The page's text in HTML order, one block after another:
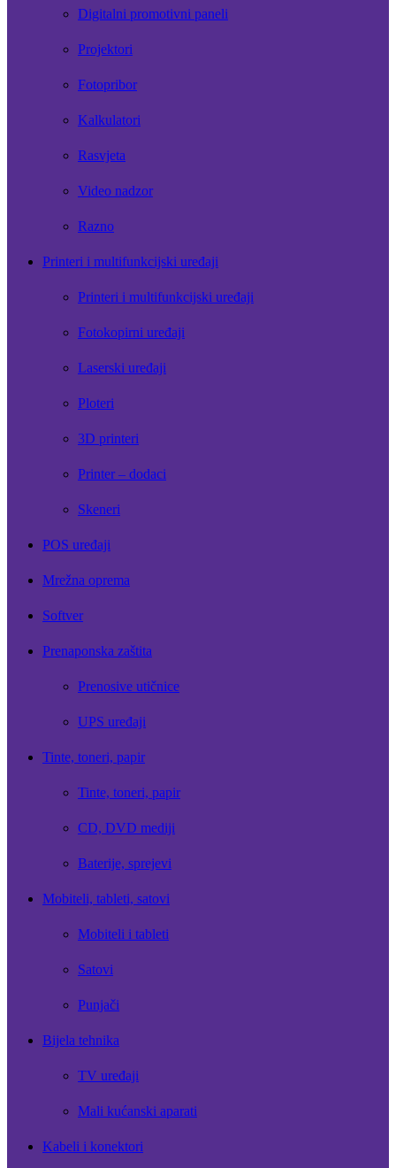
Digitalni promotivni paneli
Projektori
Fotopribor
Kalkulatori
Rasvjeta
Video nadzor
Razno
Printeri i multifunkcijski uređaji
Printeri i multifunkcijski uređaji
Fotokopirni uređaji
Laserski uređaji
Ploteri
3D printeri
Printer – dodaci
Skeneri
POS uređaji
Mrežna oprema
Softver
Prenaponska zaštita
Prenosive utičnice
UPS uređaji
Tinte, toneri, papir
Tinte, toneri, papir
CD, DVD mediji
Baterije, sprejevi
Mobiteli, tableti, satovi
Mobiteli i tableti
Satovi
Punjači
Bijela tehnika
TV uređaji
Mali kućanski aparati
Kabeli i konektori